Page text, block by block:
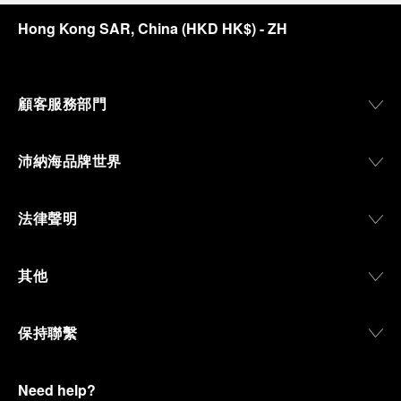
Hong Kong SAR, China (HKD HK$)- ZH
顧客服務部門
沛納海品牌世界
法律聲明
其他
保持聯繫
Need help?